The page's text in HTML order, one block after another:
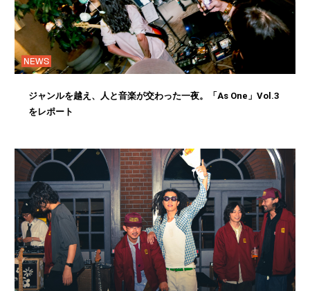
NEWS
ジャンルを越え、人と音楽が交わった一夜。「As One」Vol.3
をレポート